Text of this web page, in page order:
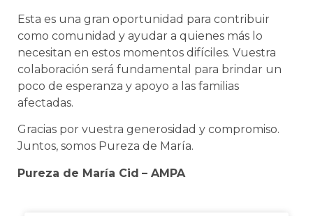
Esta es una gran oportunidad para contribuir
como comunidad y ayudar a quienes más lo
necesitan en estos momentos difíciles. Vuestra
colaboración será fundamental para brindar un
poco de esperanza y apoyo a las familias
afectadas.
Gracias por vuestra generosidad y compromiso.
Juntos, somos Pureza de María.
Pureza de María Cid – AMPA